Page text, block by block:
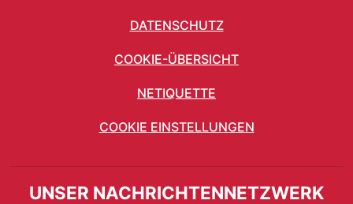
DATENSCHUTZ
COOKIE-ÜBERSICHT
NETIQUETTE
COOKIE EINSTELLUNGEN
UNSER NACHRICHTENNETZWERK